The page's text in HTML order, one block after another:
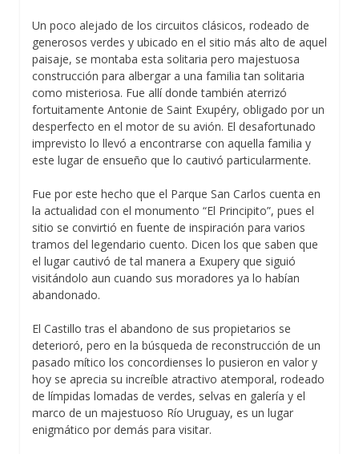
Un poco alejado de los circuitos clásicos, rodeado de
generosos verdes y ubicado en el sitio más alto de aquel
paisaje, se montaba esta solitaria pero majestuosa
construcción para albergar a una familia tan solitaria
como misteriosa. Fue allí donde también aterrizó
fortuitamente Antonie de Saint Exupéry, obligado por un
desperfecto en el motor de su avión. El desafortunado
imprevisto lo llevó a encontrarse con aquella familia y
este lugar de ensueño que lo cautivó particularmente.
Fue por este hecho que el Parque San Carlos cuenta en
la actualidad con el monumento “El Principito”, pues el
sitio se convirtió en fuente de inspiración para varios
tramos del legendario cuento. Dicen los que saben que
el lugar cautivó de tal manera a Exupery que siguió
visitándolo aun cuando sus moradores ya lo habían
abandonado.
El Castillo tras el abandono de sus propietarios se
deterioró, pero en la búsqueda de reconstrucción de un
pasado mítico los concordienses lo pusieron en valor y
hoy se aprecia su increíble atractivo atemporal, rodeado
de límpidas lomadas de verdes, selvas en galería y el
marco de un majestuoso Río Uruguay, es un lugar
enigmático por demás para visitar.